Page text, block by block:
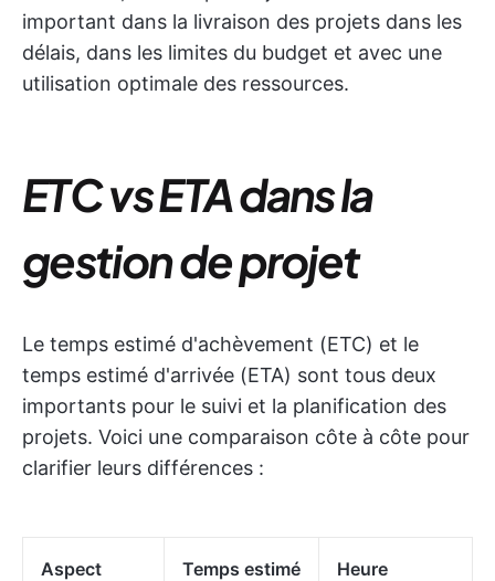
important dans la livraison des projets dans les
délais, dans les limites du budget et avec une
utilisation optimale des ressources.
ETC vs ETA dans la
gestion de projet
Le temps estimé d'achèvement (ETC) et le
temps estimé d'arrivée (ETA) sont tous deux
importants pour le suivi et la planification des
projets. Voici une comparaison côte à côte pour
clarifier leurs différences :
Aspect
Temps estimé
Heure